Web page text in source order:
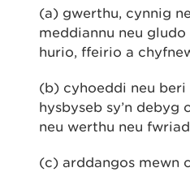
(a) gwerthu, cynnig
meddiannu neu
hurio, ffeirio a
(b) cyhoeddi neu
hysbyseb sy’n
neu werthu neu
(c) arddangos mewn